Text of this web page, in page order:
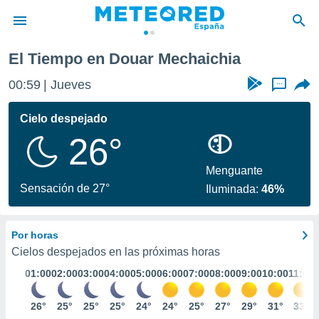
de
por
se
calidad.
a este
las
y
forma
digital
basada
El Tiempo en Douar Mechaichia
00:59 Jueves ...
Cielo despejado
26°
Sensación de 27°
Menguante
Iluminada:46%
Por horas
Cielos despejados en las próximas horas
01:00
26°
02:00
25°
03:00
25°
04:00
25°
05:00
24°
06:00
24°
07:00
25°
08:00
27°
09:00
29°
10:00
31°
11:00
33°